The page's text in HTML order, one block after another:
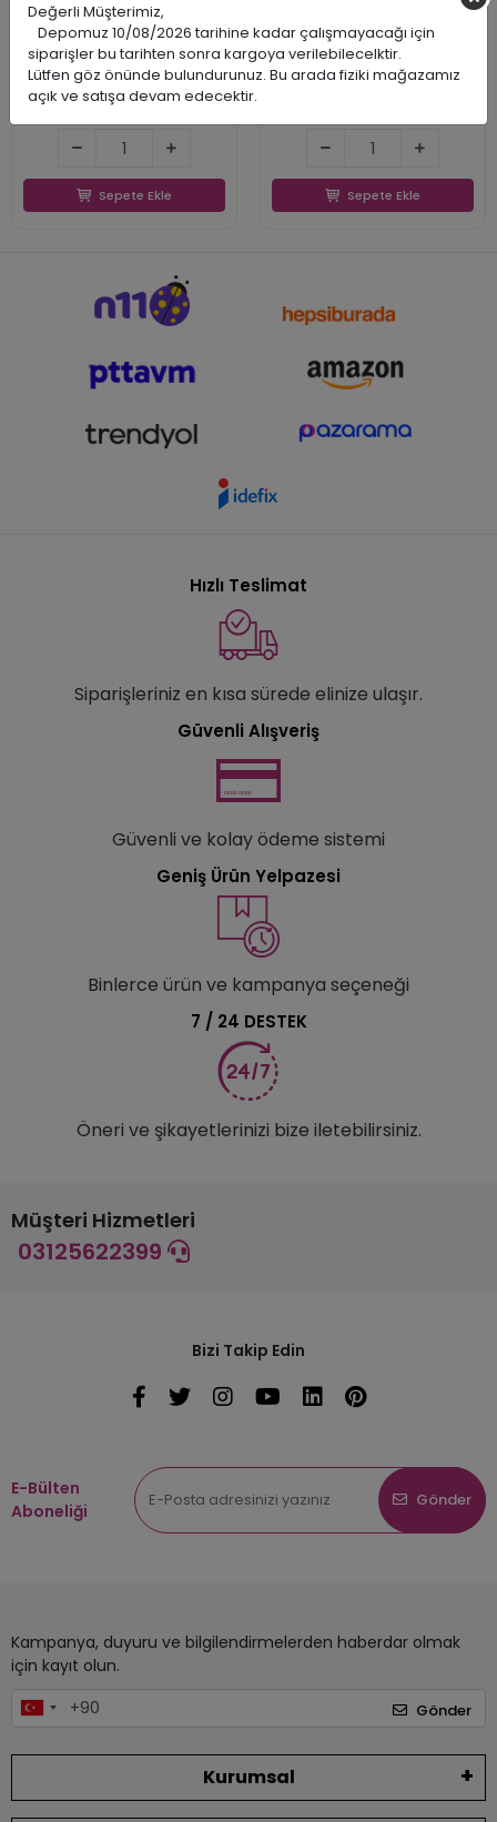
Victorinox
VICT67835C1
7613329191491
573,23 TL
375,96 TL
375,96 TL
Sepete Ekle
Victorinox
VICT67833
7611160003225
571,81 TL
374,71 TL
Sepete Ekle
Hızlı Teslimat
Siparişleriniz en kısa sürede elinize ulaşır.
Güvenli Alışveriş
Güvenli ve kolay ödeme sistemi
Geniş Ürün Yelpazesi
Binlerce ürün ve kampanya seçeneği
7 / 24 DESTEK
Öneri ve şikayetlerinizi bize iletebilirsiniz.
Müşteri Hizmetleri
03125622399
Bizi Takip Edin
E-Bülten
Aboneliği
Gönder
Kampanya, duyuru ve bilgilendirmelerden haberdar olmak
için kayıt olun.
Gönder
Kurumsal
Değerli Müşterimiz,
Depomuz 10/08/2026 tarihine kadar çalışmayacağı için
siparişler bu tarihten sonra kargoya verilebilecelktir.
Lütfen göz önünde bulundurunuz. Bu arada fiziki mağazamız
açık ve satışa devam edecektir.